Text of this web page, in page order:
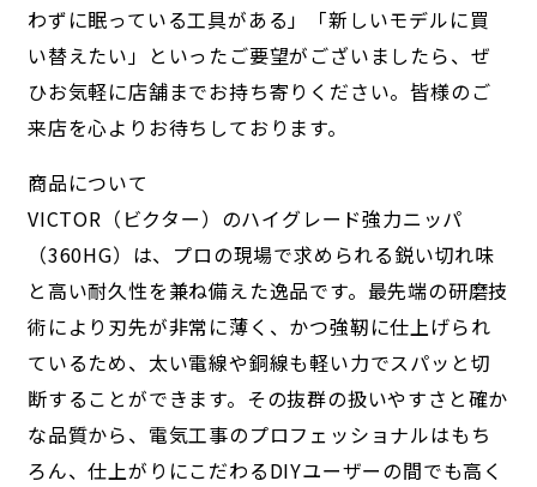
わずに眠っている工具がある」「新しいモデルに買
い替えたい」といったご要望がございましたら、ぜ
ひお気軽に店舗までお持ち寄りください。皆様のご
来店を心よりお待ちしております。
商品について
VICTOR（ビクター）のハイグレード強力ニッパ
（360HG）は、プロの現場で求められる鋭い切れ味
と高い耐久性を兼ね備えた逸品です。最先端の研磨技
術により刃先が非常に薄く、かつ強靭に仕上げられ
ているため、太い電線や銅線も軽い力でスパッと切
断することができます。その抜群の扱いやすさと確か
な品質から、電気工事のプロフェッショナルはもち
ろん、仕上がりにこだわるDIYユーザーの間でも高く